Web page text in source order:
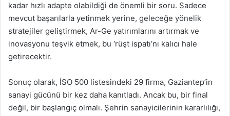
kadar hızlı adapte olabildiği de önemli bir soru. Sadece
mevcut başarılarla yetinmek yerine, geleceğe yönelik
stratejiler geliştirmek, Ar-Ge yatırımlarını artırmak ve
inovasyonu teşvik etmek, bu ‘rüşt ispatı’nı kalıcı hale
getirecektir.
Sonuç olarak, İSO 500 listesindeki 29 firma, Gaziantep’in
sanayi gücünü bir kez daha kanıtladı. Ancak bu, bir final
değil, bir başlangıç olmalı. Şehrin sanayicilerinin kararlılığı,